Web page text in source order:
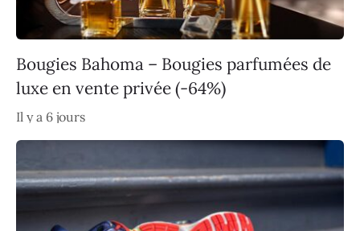
Bougies Bahoma – Bougies parfumées de
luxe en vente privée (-64%)
Il y a 6 jours